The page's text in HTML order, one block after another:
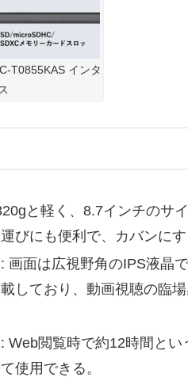
T0855KAS インタ
と軽く、8.7インチのサ
びにも便利で、カバンにす
画面は広視野角のIPS液晶
しており、動画視聴の臨
Web閲覧時で約12時間と
使用できる。